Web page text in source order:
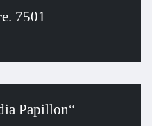
7501
Papillon“